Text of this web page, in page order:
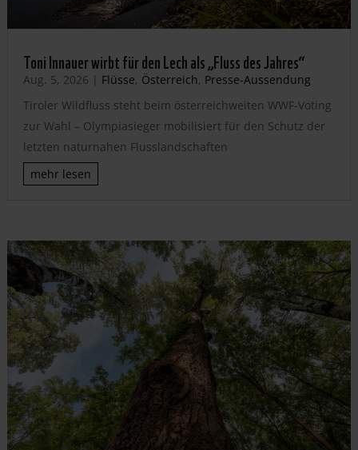
Toni Innauer wirbt für den Lech als „Fluss des Jahres“
Aug. 5, 2026 | Flüsse, Österreich, Presse-Aussendung
Tiroler Wildfluss steht beim österreichweiten WWF-Voting
zur Wahl – Olympiasieger mobilisiert für den Schutz der
letzten naturnahen Flusslandschaften
mehr lesen